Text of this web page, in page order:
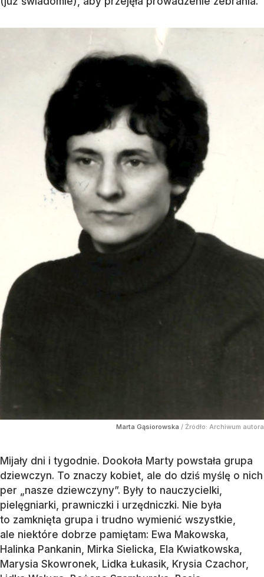
Marta Gąsiorowska / Źródło: Archiwum autora
Mijały dni i tygodnie. Dookoła Marty powstała grupa
dziewczyn. To znaczy kobiet, ale do dziś myślę o nich
per „nasze dziewczyny”. Były to nauczycielki,
pielęgniarki, prawniczki i urzędniczki. Nie była
to zamknięta grupa i trudno wymienić wszystkie,
ale niektóre dobrze pamiętam: Ewa Makowska,
Halinka Pankanin, Mirka Sielicka, Ela Kwiatkowska,
Marysia Skowronek, Lidka Łukasik, Krysia Czachor,